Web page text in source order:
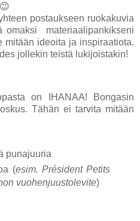
postaukseen ruokakuvia
omaksi materiaalipankikseni
ideoita ja inspiraatiota.
jollekin teistä lukijoistakin!
on IHANAA! Bongasin
Tähän ei tarvita mitään
punajuuria
(esim. Président Petits
vuohenjuustolevite)